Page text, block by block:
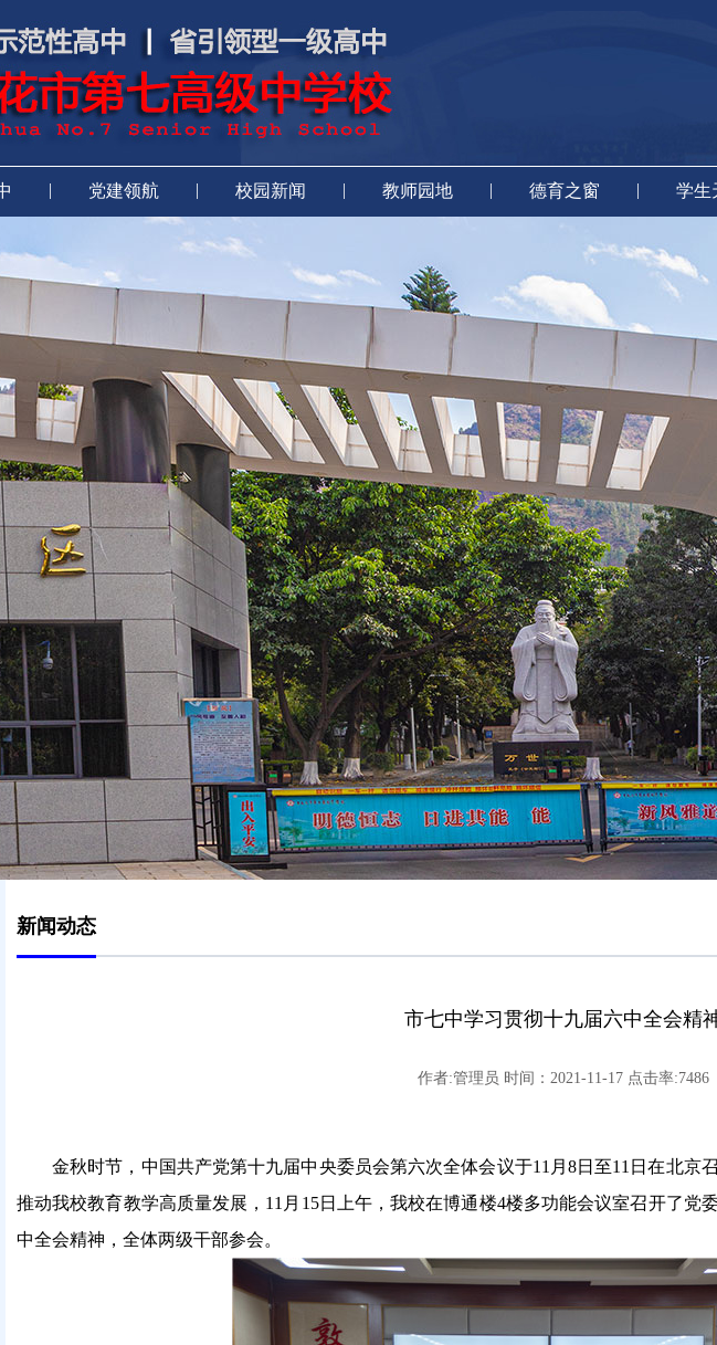
| 党建领航 | 校园新闻 | 教师园地 | 德育之窗 | 学生
新闻动态
市七中学习贯彻十九届六中全会精
作者:管理员 时间：2021-11-17 点击率:7486
金秋时节，中国共产党第十九届中央委员会第六次全体会议于11月8日至11日在北京
推动我校教育教学高质量发展，11月15日上午，我校在博通楼4楼多功能会议室召开了党
中全会精神，全体两级干部参会。